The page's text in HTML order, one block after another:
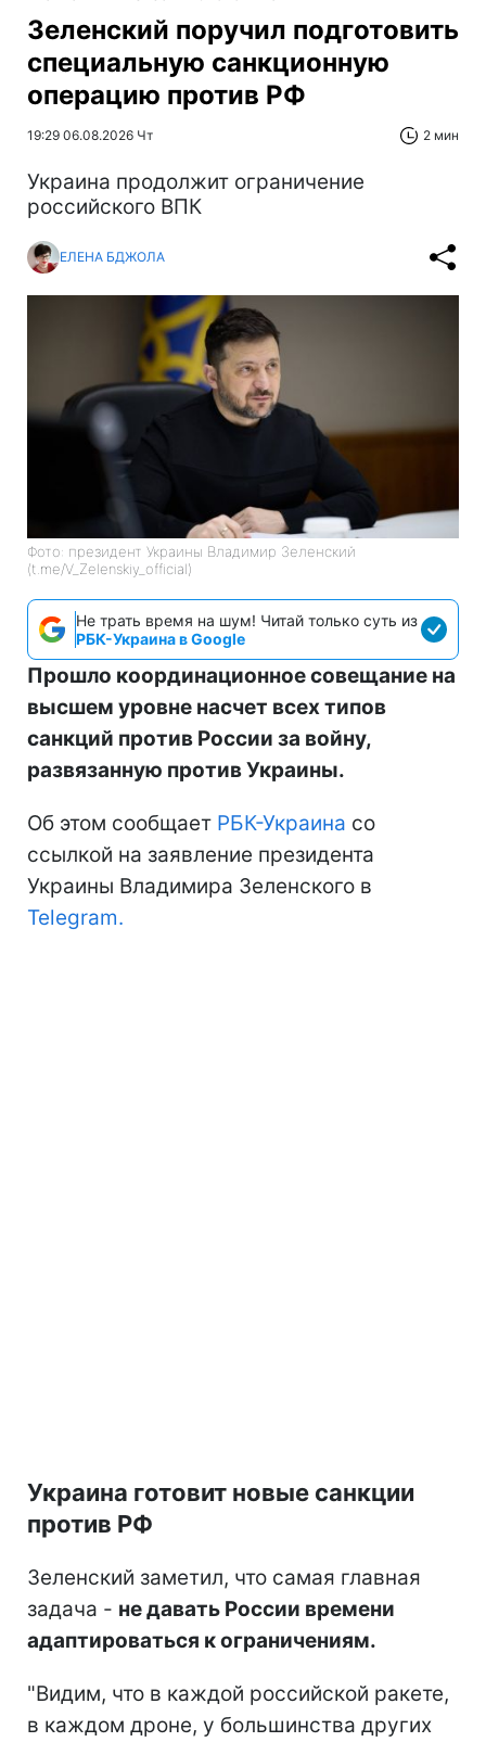
Зеленский поручил подготовить
специальную санкционную
операцию против РФ
19:29 06.08.2026 Чт 2 мин
Украина продолжит ограничение
российского ВПК
ЕЛЕНА БДЖОЛА
Фото: президент Украины Владимир Зеленский
(t.me/V_Zelenskiy_official)
Не трать время на шум! Читай только суть из
РБК-Украина в Google
Прошло координационное совещание на
высшем уровне насчет всех типов
санкций против России за войну,
развязанную против Украины.
Об этом сообщает РБК-Украина со
ссылкой на заявление президента
Украины Владимира Зеленского в
Telegram.
Украина готовит новые санкции
против РФ
Зеленский заметил, что самая главная
задача - не давать России времени
адаптироваться к ограничениям.
"Видим, что в каждой российской ракете,
в каждом дроне, у большинства других